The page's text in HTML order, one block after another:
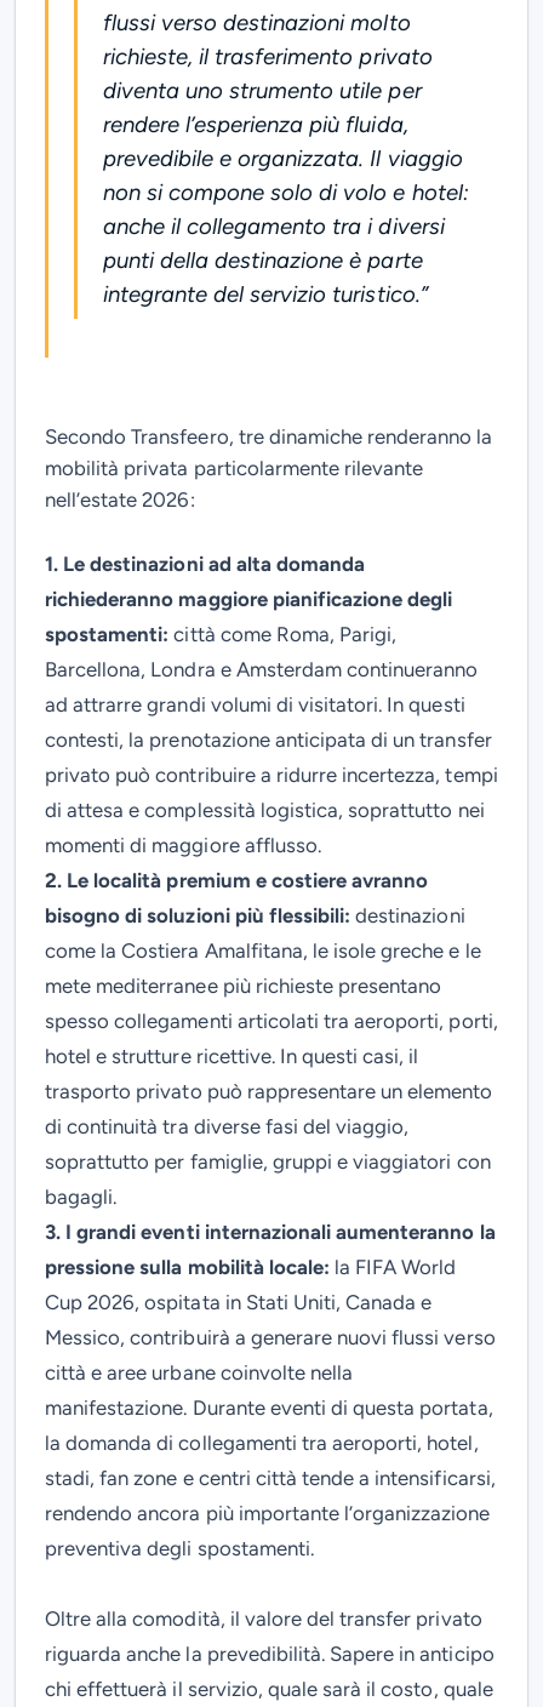
flussi verso destinazioni molto
richieste, il trasferimento privato
diventa uno strumento utile per
rendere l’esperienza più fluida,
prevedibile e organizzata. Il viaggio
non si compone solo di volo e hotel:
anche il collegamento tra i diversi
punti della destinazione è parte
integrante del servizio turistico.”
Secondo Transfeero, tre dinamiche renderanno la
mobilità privata particolarmente rilevante
nell’estate 2026:
1. Le destinazioni ad alta domanda
richiederanno maggiore pianificazione degli
spostamenti:città come Roma, Parigi,
Barcellona, Londra e Amsterdam continueranno
ad attrarre grandi volumi di visitatori. In questi
contesti, la prenotazione anticipata di un transfer
privato può contribuire a ridurre incertezza, tempi
di attesa e complessità logistica, soprattutto nei
momenti di maggiore afflusso.
2. Le località premium e costiere avranno
bisogno di soluzioni più flessibili:destinazioni
come la Costiera Amalfitana, le isole greche e le
mete mediterranee più richieste presentano
spesso collegamenti articolati tra aeroporti, porti,
hotel e strutture ricettive. In questi casi, il
trasporto privato può rappresentare un elemento
di continuità tra diverse fasi del viaggio,
soprattutto per famiglie, gruppi e viaggiatori con
bagagli.
3. I grandi eventi internazionali aumenteranno la
pressione sulla mobilità locale: la FIFA World
Cup 2026, ospitata in Stati Uniti, Canada e
Messico, contribuirà a generare nuovi flussi verso
città e aree urbane coinvolte nella
manifestazione. Durante eventi di questa portata,
la domanda di collegamenti tra aeroporti, hotel,
stadi, fan zone e centri città tende a intensificarsi,
rendendo ancora più importante l’organizzazione
preventiva degli spostamenti.
Oltre alla comodità, il valore del transfer privato
riguarda anche la prevedibilità. Sapere in anticipo
chi effettuerà il servizio, quale sarà il costo, quale